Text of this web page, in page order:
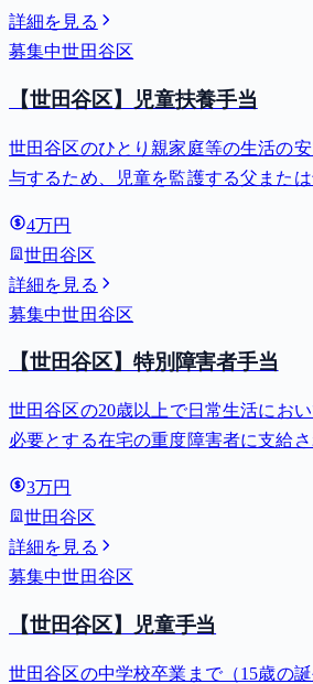
詳細を見る
募集中世田谷区
【世田谷区】児童扶養手当
世田谷区のひとり親家庭等の生活の
与するため、児童を監護する父また
4万円
世田谷区
詳細を見る
募集中世田谷区
【世田谷区】特別障害者手当
世田谷区の20歳以上で日常生活にお
必要とする在宅の重度障害者に支給
3万円
世田谷区
詳細を見る
募集中世田谷区
【世田谷区】児童手当
世田谷区の中学校卒業まで（15歳の